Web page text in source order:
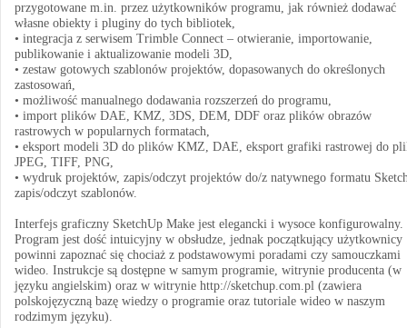
przygotowane m.in. przez użytkowników programu, jak również dodawać
własne obiekty i pluginy do tych bibliotek,
• integracja z serwisem Trimble Connect – otwieranie, importowanie,
publikowanie i aktualizowanie modeli 3D,
• zestaw gotowych szablonów projektów, dopasowanych do określonych
zastosowań,
• możliwość manualnego dodawania rozszerzeń do programu,
• import plików DAE, KMZ, 3DS, DEM, DDF oraz plików obrazów
rastrowych w popularnych formatach,
• eksport modeli 3D do plików KMZ, DAE, eksport grafiki rastrowej do
JPEG, TIFF, PNG,
• wydruk projektów, zapis/odczyt projektów do/z natywnego formatu
zapis/odczyt szablonów.
Interfejs graficzny SketchUp Make jest elegancki i wysoce konfigurowalny.
Program jest dość intuicyjny w obsłudze, jednak początkujący użytkownicy
powinni zapoznać się chociaż z podstawowymi poradami czy samouczkami
wideo. Instrukcje są dostępne w samym programie, witrynie producenta (w
języku angielskim) oraz w witrynie http://sketchup.com.pl (zawiera
polskojęzyczną bazę wiedzy o programie oraz tutoriale wideo w naszym
rodzimym języku).